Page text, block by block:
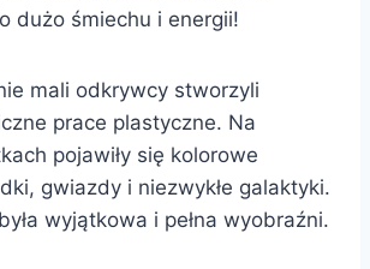
dużo śmiechu i energii!
mali odkrywcy stworzyli
prace plastyczne. Na
pojawiły się kolorowe
gwiazdy i niezwykłe galaktyki.
wyjątkowa i pełna wyobraźni.